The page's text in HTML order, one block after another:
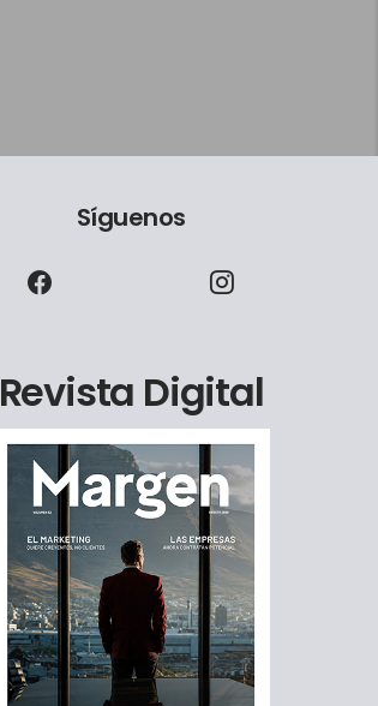
Síguenos
Revista Digital